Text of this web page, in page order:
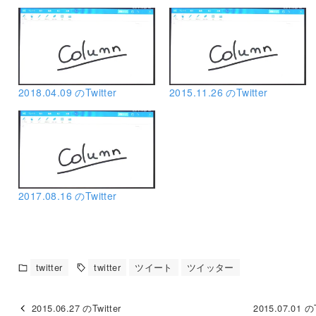
2018.04.09 のTwitter 2015.11.26 のTwitter
2017.08.16 のTwitter
twitter twitter ツイート ツイッター
2015.06.27 のTwitter 2015.07.01